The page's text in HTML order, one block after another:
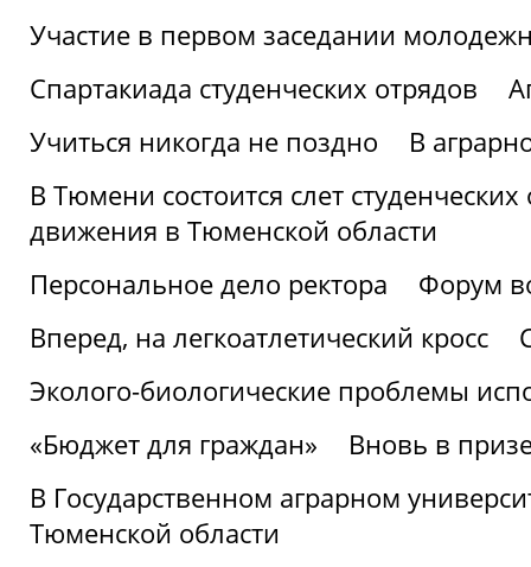
Участие в первом заседании
Спартакиада студенческих отрядов
Учиться никогда не поздно
В
В Тюмени состоится слет
движения в Тюменской области
Персональное дело ректора
Форум
Вперед, на легкоатлетический кросс
Эколого-биологические проблемы
«Бюджет для граждан»
Вновь в
В Государственном аграрном
Тюменской области